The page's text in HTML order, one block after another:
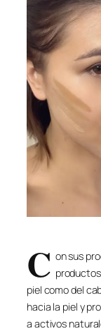
C on sus
piel como del
hacia la piel y
a activos